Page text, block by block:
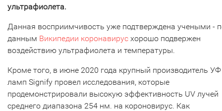
ультрафиолета.
Данная восприимчивость уже подтверждена учеными -
данным Википедии коронавирус хорошо подвержен
воздействию ультрафиолета и температуры.
Кроме того, в июне 2020 года крупный производитель УФ
ламп Signify провел исследования, которые
продемонстрировали высокую эффективность UV лучей
среднего диапазона 254 нм. на короновирус. Как